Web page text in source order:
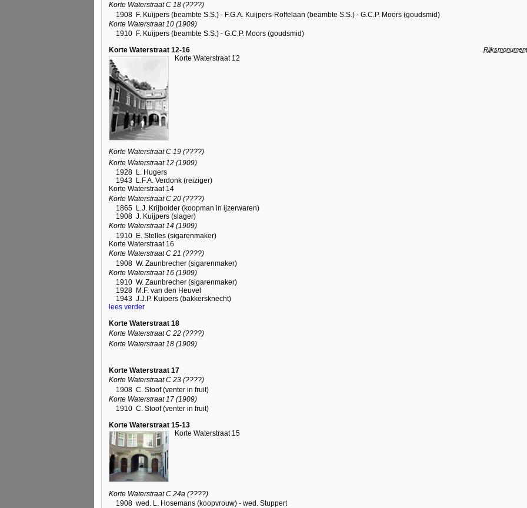
Korte Waterstraat C 18 (????)
1908 F. Kuijpers (beambte S.S.) - F.G.A. Kuijpers-Roffelaan (beambte S.S.) - G.C.P. Moors (goudsmid)
Korte Waterstraat 10 (1909)
1910 F. Kuijpers (beambte S.S.) - G.C.P. Moors (goudsmid)
Korte Waterstraat 12-16
Rijksmonument
Korte Waterstraat 12
Korte Waterstraat C 19 (????)
Korte Waterstraat 12 (1909)
1928 L. Hugers
1943 L.F.A. Verdonk (reiziger)
Korte Waterstraat 14
Korte Waterstraat C 20 (????)
1865 L.J. Krijbolder (koopman in ijzerwaren)
1908 J. Kuijpers (slager)
Korte Waterstraat 14 (1909)
1910 E. Stelles (sigarenmaker)
Korte Waterstraat 16
Korte Waterstraat C 21 (????)
1908 W. Zaunbrecher (sigarenmaker)
Korte Waterstraat 16 (1909)
1910 W. Zaunbrecher (sigarenmaker)
1928 M.F. van den Heuvel
1943 J.J.P. Kuipers (bakkersknecht)
lees verder
Korte Waterstraat 18
Korte Waterstraat C 22 (????)
Korte Waterstraat 18 (1909)
Korte Waterstraat 17
Korte Waterstraat C 23 (????)
1908 C. Stoof (venter in fruit)
Korte Waterstraat 17 (1909)
1910 C. Stoof (venter in fruit)
Korte Waterstraat 15-13
Korte Waterstraat 15
Korte Waterstraat C 24a (????)
1908 wed. L. Hosemans (koopvrouw) - wed. Stuppert